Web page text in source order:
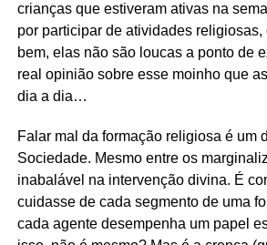
crianças que estiveram ativas na
por participar de atividades
bem, elas não são loucas a ponto de
real opinião sobre esse moinho que
dia a dia…
Falar mal da formação religiosa é um
Sociedade. Mesmo entre os
inabalável na intervenção divina. É
cuidasse de cada segmento de uma
cada agente desempenha um papel